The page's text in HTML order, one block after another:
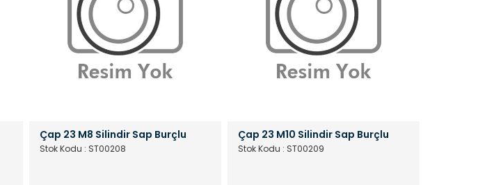
Çap 23 M8 Silindir Sap Burçlu
Stok Kodu : ST00208
Çap 23 M10 Silindir Sap Burçlu
Stok Kodu : ST00209